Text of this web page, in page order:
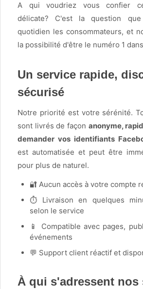
A qui voudriez vous confier
délicate? C'est la question
quotidien les consommateurs, et
la possibilité d'être le numéro 1
Un service rapide,
sécurisé
Notre priorité est votre sérénité.
sont livrés de façon anonyme,
demander vos identifiants
est automatisée et peut être
pour plus de naturel.
🔐 Aucun accès à votre compte
⏱ Livraison en quelques
selon le service
📱 Compatible avec pages,
événements
💬 Support client réactif et
À qui s'adressent nos